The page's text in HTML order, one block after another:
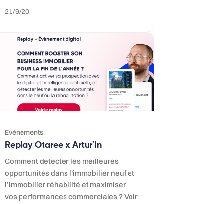
21/9/20
Evénements
Replay Otaree x Artur'In
Comment détecter les meilleures
opportunités dans l'immobilier neuf et
l’immobilier réhabilité et maximiser
vos performances commerciales ? Voir